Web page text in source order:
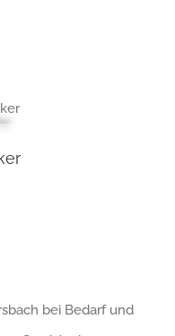
bei Bedarf und